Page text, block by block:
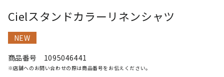
Cielスタンドカラーリネンシャツ
NEW
商品番号
1095046441
※店舗へのお問い合わせの際は商品番号をお伝えください。